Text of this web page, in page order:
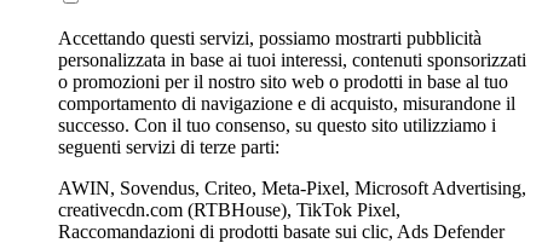
Accettando questi servizi, possiamo mostrarti pubblicità
personalizzata in base ai tuoi interessi, contenuti sponsorizzati
o promozioni per il nostro sito web o prodotti in base al tuo
comportamento di navigazione e di acquisto, misurandone il
successo. Con il tuo consenso, su questo sito utilizziamo i
seguenti servizi di terze parti:
AWIN, Sovendus, Criteo, Meta-Pixel, Microsoft Advertising,
creativecdn.com (RTBHouse), TikTok Pixel,
Raccomandazioni di prodotti basate sui clic, Ads Defender